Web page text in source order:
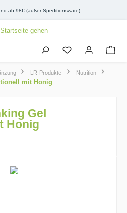
ab 98€ (außer Speditionsware)
LR-Produkte Nutrition
mit Honig
Gel
Honig